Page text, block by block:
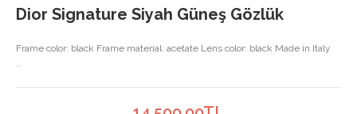
Dior Signature Siyah Güneş Gözlük
Frame color: black Frame material: acetate Lens color: black Made in Italy
..